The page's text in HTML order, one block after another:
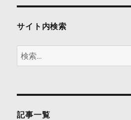
ョ
ン
サイト内検索
検
索:
記事一覧